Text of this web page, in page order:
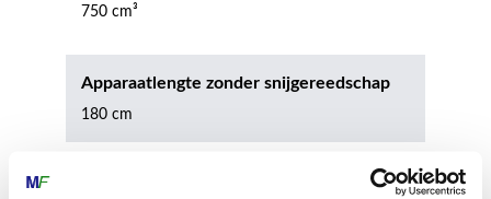
750 cm³
Apparaatlengte zonder snijgereedschap
180 cm